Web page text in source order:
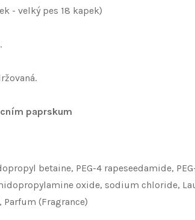
- velký pes 18 kapek)
paprskum
betaine, PEG-4 rapeseedamide,
oxide, sodium chloride,
(Fragrance)